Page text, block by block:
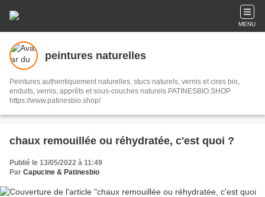
MENU
peintures naturelles
Peintures authentiquement naturelles, stucs naturels, vernis et cires bio,
enduits, vernis, apprêts et sous-couches naturels PATINESBIO.SHOP
https://www.patinesbio.shop/
chaux remouillée ou réhydratée, c'est quoi ?
Publié le 13/05/2022 à 11:49
Par Capucine & Patinesbio